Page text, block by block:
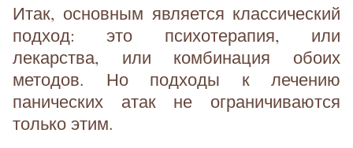
Итак, основным является классический
подход: это психотерапия, или
лекарства, или комбинация обоих
методов. Но подходы к лечению
панических атак не ограничиваются
только этим.